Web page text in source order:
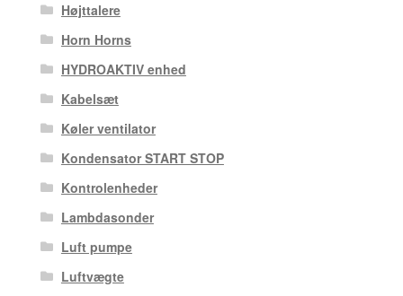
Højttalere
Horn Horns
HYDROAKTIV enhed
Kabelsæt
Køler ventilator
Kondensator START STOP
Kontrolenheder
Lambdasonder
Luft pumpe
Luftvægte